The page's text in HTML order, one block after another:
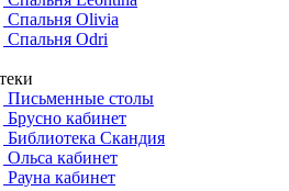
Спальня Olivia
Спальня Odri
Письменные столы
Брусно кабинет
Библиотека Скандия
Ольса кабинет
Рауна кабинет